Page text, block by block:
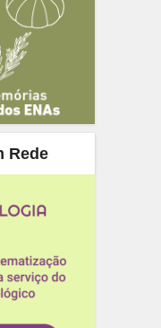
Rede